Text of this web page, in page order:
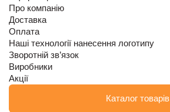
Про компанію
Доставка
Оплата
Наші технології нанесення логотипу
Зворотній зв’язок
Виробники
Акції
Каталог товарів